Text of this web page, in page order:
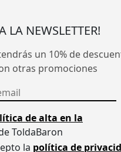
LA NEWSLETTER!
un 10% de
otras promociones
de alta en la
ToldaBaron
la política de